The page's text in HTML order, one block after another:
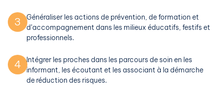
3
Généraliser les actions de prévention, de formation et
d’accompagnement dans les milieux éducatifs, festifs et
professionnels.
4
Intégrer les proches dans les parcours de soin en les
informant, les écoutant et les associant à la démarche
de réduction des risques.